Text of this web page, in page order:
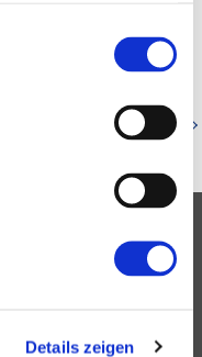
Details zeigen
zur Referenzenübersicht